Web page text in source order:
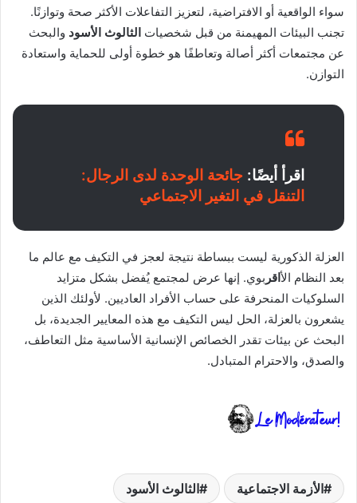
سواء الواقعية أو الافتراضية، لتعزيز التفاعلات الأكثر صحة وتوازنًا.
تجنب البيئات المهيمنة من قبل شخصيات الثالوث الأسود والبحث
عن مجتمعات أكثر أصالة وتعاطفًا هو خطوة أولى للحماية واستعادة
التوازن.
اقرأ أيضًا: جائحة الوحدة لدى الرجال:
التنقل في التغير الاجتماعي
العزلة الذكورية ليست ببساطة نتيجة لعجز في التكيف مع عالم ما
بعد النظام الأ اقر بوي. إنها عرض لمجتمع يُفضل بشكل متزايد
السلوكيات المنحرفة على حساب الأفراد العاديين. لأولئك الذين
يشعرون بالعزلة، الحل ليس التكيف مع هذه المعايير الجديدة، بل
البحث عن بيئات تقدر الخصائص الإنسانية الأساسية مثل التعاطف،
والصدق، والاحترام المتبادل.
الأزمة الاجتماعية الثالوث الأسود